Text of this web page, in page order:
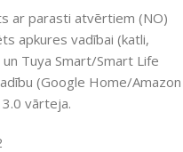
ar parasti atvērtiem (NO)
apkures vadībai (katli,
un Tuya Smart/Smart Life
(Google Home/Amazon
vārteja.